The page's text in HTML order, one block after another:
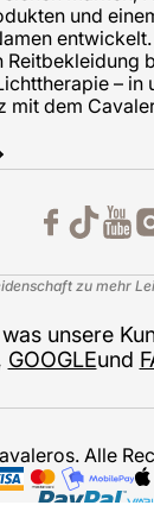
und
Reitbekleidung
– in
mit dem
zu mehr
unsere
GOOGLEund
Alle